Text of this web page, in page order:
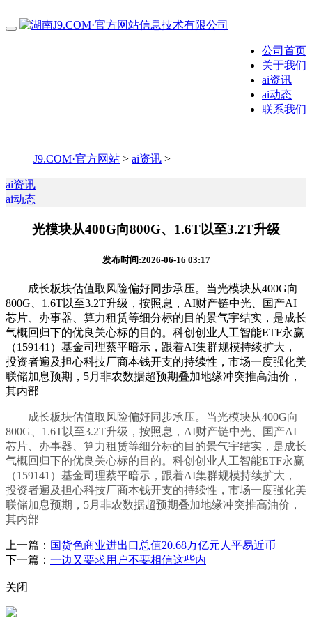
公司首页
关于我们
ai资讯
ai动态
联系我们
J9.COM·官方网站 > ai资讯 >
ai资讯
ai动态
光模块从400G向800G、1.6T以至3.2T升级
发布时间:2026-06-16 03:17
成长板块估值取风险偏好同步承压。当光模块从400G向
800G、1.6T以至3.2T升级，按照息，AI财产链中光、国产AI
芯片、办事器、算力租赁等细分标的目的景气宇结实，是成长
气概回归下的优良关心标的目的。科创创业人工智能ETF永赢
（159141）基金司理蔡平暗示，跟着AI集群规模持续扩大，
投资者遍及担心科技厂商本钱开支的持续性，市场一度强化美
联储加息预期，5月非农数据超预期叠加地缘冲突推高油价，
其内部
成长板块估值取风险偏好同步承压。当光模块从400G向
800G、1.6T以至3.2T升级，按照息，AI财产链中光、国产AI
芯片、办事器、算力租赁等细分标的目的景气宇结实，是成长
气概回归下的优良关心标的目的。科创创业人工智能ETF永赢
（159141）基金司理蔡平暗示，跟着AI集群规模持续扩大，
投资者遍及担心科技厂商本钱开支的持续性，市场一度强化美
联储加息预期，5月非农数据超预期叠加地缘冲突推高油价，
其内部
上一篇： 国货色商业进出口总值20.68万亿元人平易近币
下一篇： 一边又要求用户不要相信这些内
关闭